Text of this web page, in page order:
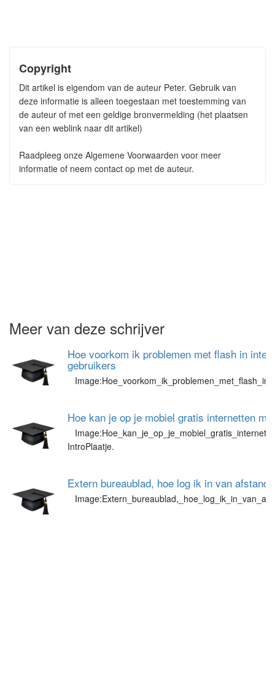
Copyright
Dit artikel is eigendom van de auteur Peter. Gebruik van
deze informatie is alleen toegestaan met toestemming van
de auteur of met een geldige bronvermelding (het plaatsen
van een weblink naar dit artikel)
Raadpleeg onze Algemene Voorwaarden voor meer
informatie of neem contact op met de auteur.
Meer van deze schrijver
Hoe voorkom ik problemen met flash in
gebruikers
Hoe kan je op je mobiel gratis internetten
IntroPlaatje.
Extern bureaublad, hoe log ik in van